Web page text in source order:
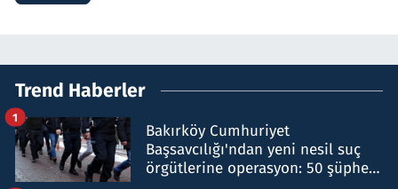
Trend Haberler
Bakırköy Cumhuriyet
Başsavcılığı'ndan yeni nesil suç
örgütlerine operasyon: 50 şüpheli
1